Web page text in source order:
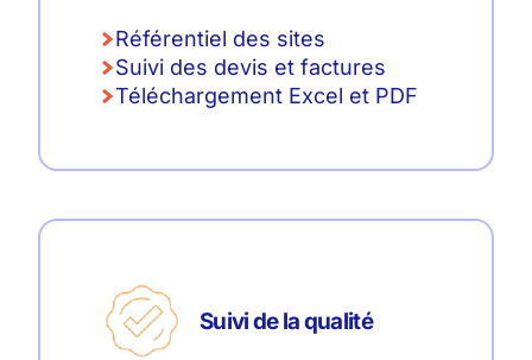
Référentiel des sites
Suivi des devis et factures
Téléchargement Excel et PDF
Suivi de la qualité